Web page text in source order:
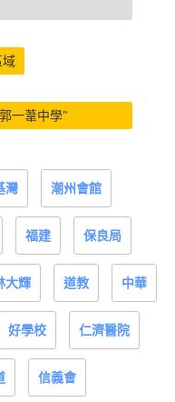
一葦中學"
灣 潮州會館
福建 保良局
大輝 道教 中華
好學校 仁濟醫院
信義會